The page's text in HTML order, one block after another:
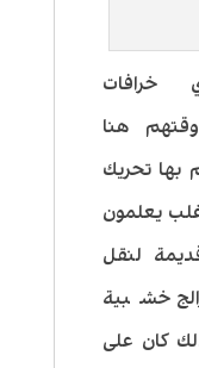
خرافات
هنا
بها تحريك
يعلمون
لنقل
خشبية
كان على